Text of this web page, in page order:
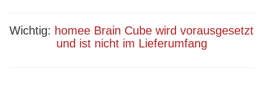
Wichtig: homee Brain Cube wird vorausgesetzt
und ist nicht im Lieferumfang